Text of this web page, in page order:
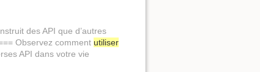
des API que d’autres
Observez comment utiliser
API dans votre vie